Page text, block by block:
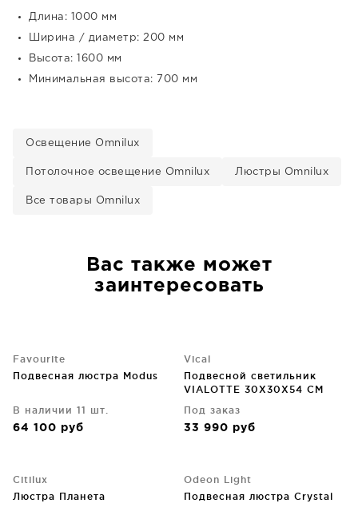
Длина: 1000 мм
Ширина / диаметр: 200 мм
Высота: 1600 мм
Минимальная высота: 700 мм
Освещение Omnilux
Потолочное освещение Omnilux Люстры Omnilux
Все товары Omnilux
Вас также может
заинтересовать
Favourite
Подвесная люстра Modus
В наличии 11 шт.
64 100 руб
Vical
Подвесной светильник
VIALOTTE 30X30X54 CM
Под заказ
33 990 руб
Citilux
Люстра Планета
Odeon Light
Подвесная люстра Crystal